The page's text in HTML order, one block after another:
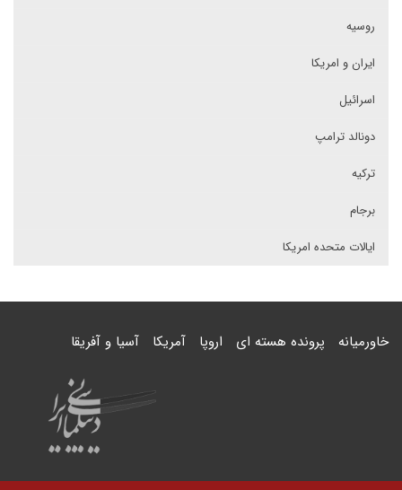
روسیه
ایران و امریکا
اسرائیل
دونالد ترامپ
ترکیه
برجام
ایالات متحده امریکا
خاورمیانه پرونده هسته ای اروپا آمریکا آسیا و آفریقا